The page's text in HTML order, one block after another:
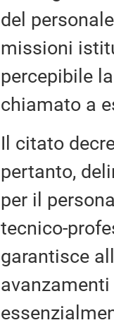
del
missioni
percepibile
chiamato a
Il citato
pertanto,
per il
tecnico-
garantisce